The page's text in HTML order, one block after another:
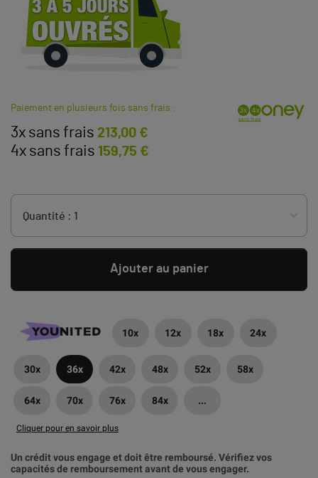
Paiement en plusieurs fois sans frais :
3x sans frais 213,00 €
4x sans frais 159,75 €
Ajouter au panier
10x 12x 18x 24x
30x 36x 42x 48x 52x 58x
64x 70x 76x 84x ...
Cliquer pour en savoir plus
Un crédit vous engage et doit être remboursé. Vérifiez vos
capacités de remboursement avant de vous engager.